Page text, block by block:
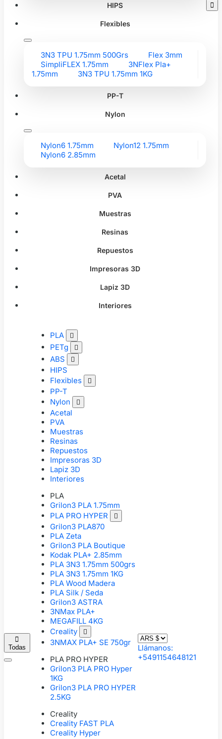
HIPS
Flexibles
3N3 TPU 1.75mm 500Grs
Flex 3mm
SimpliFLEX 1.75mm
3NFlex Pla+
1.75mm
3N3 TPU 1.75mm 1KG
PP-T
Nylon
Nylon6 1.75mm
Nylon12 1.75mm
Nylon6 2.85mm
Acetal
PVA
Muestras
Resinas
Repuestos
Impresoras 3D
Lapiz 3D
Interiores


Todas
PLA 
PETg 
ABS 
HIPS
Flexibles

PP-T
Nylon

Acetal
PVA
Muestras
Resinas
Repuestos
Impresoras 3D
Lapiz 3D
Interiores
PLA
Grilon3 PLA 1.75mm
PLA PRO HYPER

Grilon3 PLA870
PLA Zeta
Grilon3 PLA Boutique
Kodak PLA+ 2.85mm
PLA 3N3 1.75mm 500grs
PLA 3N3 1.75mm 1KG
PLA Wood Madera
PLA Silk / Seda
Grilon3 ASTRA
3NMax PLA+
MEGAFILL 4KG
Creality

3NMAX PLA+ SE 750gr
PLA PRO HYPER
Grilon3 PLA PRO Hyper
1KG
Grilon3 PLA PRO HYPER
2.5KG
Creality
Creality FAST PLA
Creality Hyper
Llámanos:
+5491154648121